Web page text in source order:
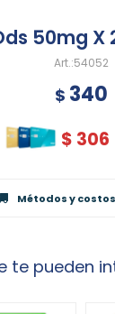
50mg X
54052
$ 340
$ 306
Métodos y
te pueden